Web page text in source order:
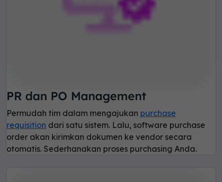
PR dan PO Management
Permudah tim dalam mengajukan purchase
requisition dari satu sistem. Lalu, software purchase
order akan kirimkan dokumen ke vendor secara
otomatis. Sederhanakan proses purchasing Anda.